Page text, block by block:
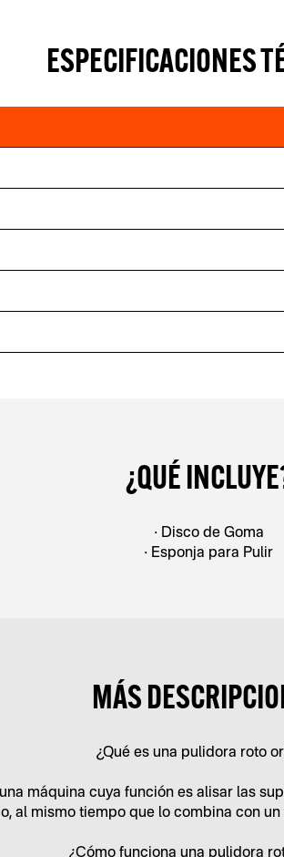
ESPECIFICACIONES
¿QUÉ
• Disco de Goma
• Esponja para Pulir
MÁS
¿Qué es una pulidora roto
máquina cuya función es alisar las
al mismo tiempo que lo combina con
¿Cómo funciona una pulidora